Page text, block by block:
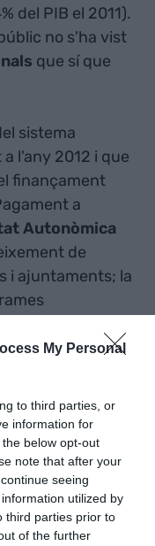
My Personal
to third parties, or
information for
below opt-out
note that after your
seeing
utilized by
third parties prior to
of the further
del PIB el 2011).
no s'ha vist
que sí que
sistema
l'any 2012 i que
finançament
a
Autonòmica
de
i ajuntaments; la
Dèficit Elèctric
a terme pel
de la
deute/PIB
del 2015, segons
que encapçala